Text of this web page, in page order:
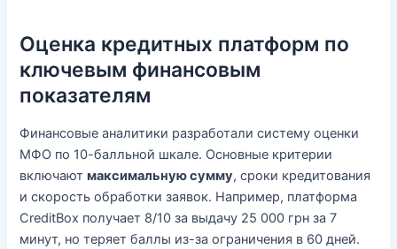
Оценка кредитных платформ по
ключевым финансовым
показателям
Финансовые аналитики разработали систему оценки
МФО по 10-балльной шкале. Основные критерии
включаютмаксимальную сумму, сроки кредитования
и скорость обработки заявок. Например, платформа
CreditBox получает 8/10 за выдачу 25 000 грн за 7
минут, но теряет баллы из-за ограничения в 60 дней.